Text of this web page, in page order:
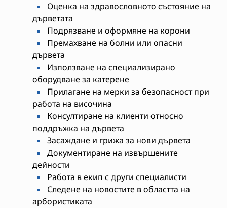
Оценка на здравословното състояние на
дърветата
Подрязване и оформяне на корони
Премахване на болни или опасни
дървета
Използване на специализирано
оборудване за катерене
Прилагане на мерки за безопасност при
работа на височина
Консултиране на клиенти относно
поддръжка на дървета
Засаждане и грижа за нови дървета
Документиране на извършените
дейности
Работа в екип с други специалисти
Следене на новостите в областта на
арбористиката